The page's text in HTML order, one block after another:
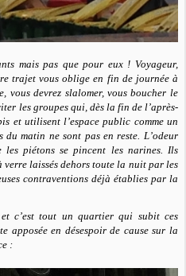
mais pas que pour eux ! Voyageur,
trajet vous oblige en fin de journée à
vous devrez slalomer, vous boucher le
les groupes qui, dès la fin de l’après-
et utilisent l’espace public comme un
matin ne sont pas en reste. L’odeur
les piétons se pincent les narines. Ils
laissés dehors toute la nuit par les
contraventions déjà établies par la
c’est tout un quartier qui subit ces
apposée en désespoir de cause sur la
: